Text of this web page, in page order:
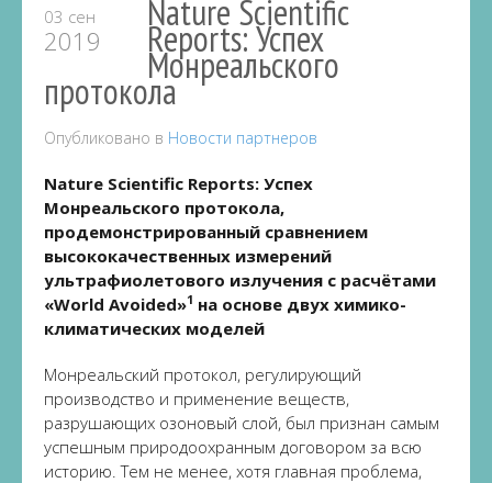
03 сен
2019
Nature Scientific
Reports: Успех
Монреальского
протокола
Опубликовано в Новости партнеров
Nature Scientific Reports: Успех
Монреальского протокола,
продемонстрированный сравнением
высококачественных измерений
ультрафиолетового излучения с расчётами
«World Avoided»1 на основе двух химико-
климатических моделей
Монреальский протокол, регулирующий
производство и применение веществ,
разрушающих озоновый слой, был признан самым
успешным природоохранным договором за всю
историю. Тем не менее, хотя главная проблема,